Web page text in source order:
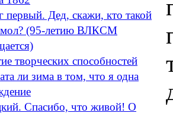
первый. Дед, скажи, кто такой
(95-летию ВЛКСМ
творческих способностей
ли зима в том, что я одна
Спасибо, что живой! О